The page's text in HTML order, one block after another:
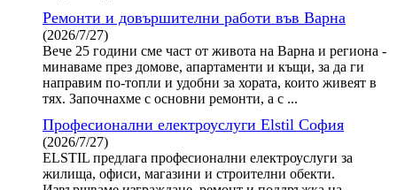
Ремонти и довършителни работи във Варна
(2026/7/27)
Вече 25 години сме част от живота на Варна и региона -
минаваме през домове, апартаменти и къщи, за да ги
направим по-топли и удобни за хората, които живеят в
тях. Започнахме с основни ремонти, а с ...
Професионални електроуслуги Elstil София
(2026/7/27)
ELSTIL предлага професионални електроуслуги за
жилища, офиси, магазини и строителни обекти.